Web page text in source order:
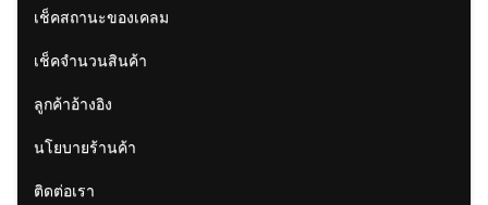
เช็คสถานะของเคลม
เช็คจำนวนสินค้า
ลูกค้าอ้างอิง
นโยบายร้านค้า
ติดต่อเรา